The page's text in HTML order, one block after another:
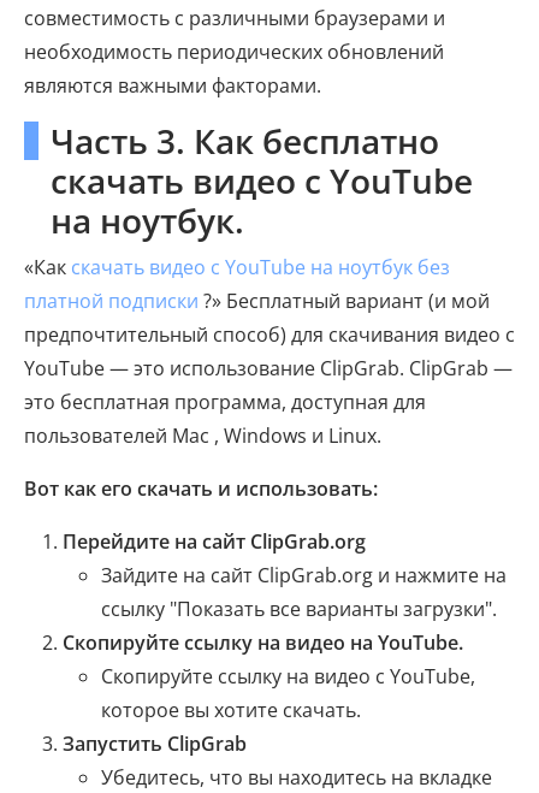
совместимость с различными браузерами и
необходимость периодических обновлений
являются важными факторами.
Часть 3. Как бесплатно
скачать видео с YouTube
на ноутбук.
«Как скачать видео с YouTube на ноутбук без
платной подписки ?» Бесплатный вариант (и мой
предпочтительный способ) для скачивания видео с
YouTube — это использование ClipGrab. ClipGrab —
это бесплатная программа, доступная для
пользователей Mac , Windows и Linux.
Вот как его скачать и использовать:
Перейдите на сайт ClipGrab.org
Зайдите на сайт ClipGrab.org и нажмите на
ссылку "Показать все варианты загрузки".
Скопируйте ссылку на видео на YouTube.
Скопируйте ссылку на видео с YouTube,
которое вы хотите скачать.
Запустить ClipGrab
Убедитесь, что вы находитесь на вкладке